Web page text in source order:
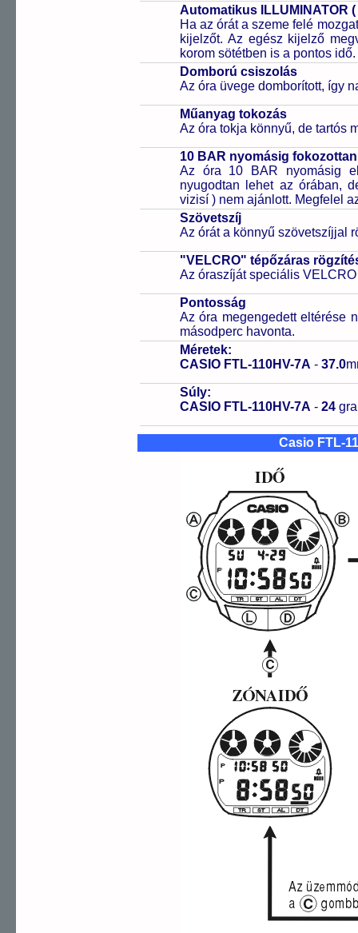
Automatikus ILLUMINATOR
Ha az órát a szeme felé
kijelzőt. Az egész kijelző
korom sötétben is a pontos idő.
Domború csiszolás
Az óra üvege domborított, így
Műanyag tokozás
Az óra tokja könnyű, de tartós
10 BAR nyomásig
Az óra 10 BAR nyomásig
nyugodtan lehet az órában,
vizisí ) nem ajánlott. Megfelel
Szövetszíj
Az órát a könnyű szövetszíjjal
"VELCRO" tépőzáras
Az óraszíját speciális
Pontosság
Az óra megengedett eltérése
másodperc havonta.
Méretek:
CASIO FTL-110HV-7A - 37.0
Súly:
CASIO FTL-110HV-7A - 24
Casio FTL-